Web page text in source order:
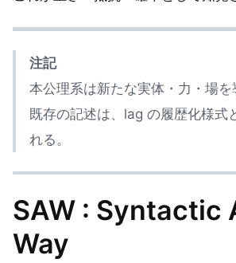
注記
本公理系は新たな実体・力・場を
既存の記述は、lag の履歴化様式
れる。
SAW : Syntactic
Way